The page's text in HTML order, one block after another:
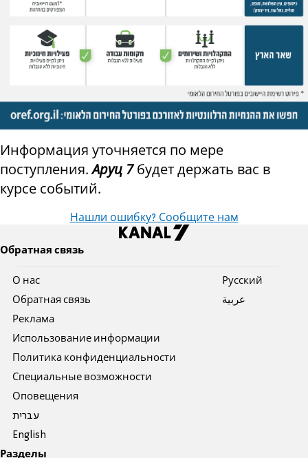
Информация уточняется по мере
поступления.Аруц 7будет держать вас в
курсе событий.
Нашли ошибку? Сообщите нам
Обратная связь
О нас
Обратная связь
Реклама
Использование информации
Политика конфиденциальности
Специальные возможности
Оповещения
עברית
English
Pусский
عربية
Разделы